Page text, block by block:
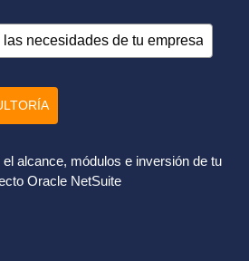
alcance, módulos e inversión de tu
Oracle NetSuite